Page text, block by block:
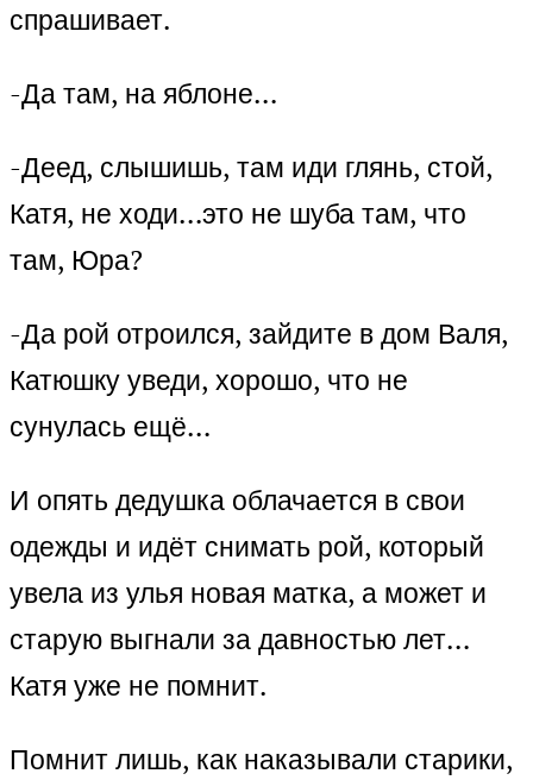
спрашивает.
-Да там, на яблоне…
-Деед, слышишь, там иди глянь, стой,
Катя, не ходи…это не шуба там, что
там, Юра?
-Да рой отроился, зайдите в дом Валя,
Катюшку уведи, хорошо, что не
сунулась ещё…
И опять дедушка облачается в свои
одежды и идёт снимать рой, который
увела из улья новая матка, а может и
старую выгнали за давностью лет…
Катя уже не помнит.
Помнит лишь, как наказывали старики,